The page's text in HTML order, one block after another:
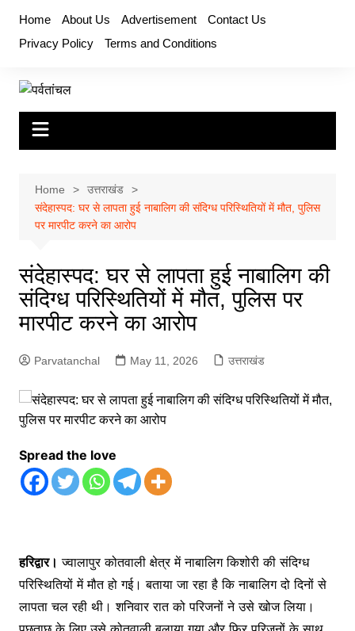
content
Home About Us Advertisement
Contact Us
Privacy Policy
Terms and Conditions
Home
उत्तराखंड
संदेहास्पद: घर से लापता हुई नाबालिग की संदिग्ध परिस्थितियों में मौत, पुलिस
पर मारपीट करने का आरोप
संदेहास्पद: घर से लापता हुई नाबालिग की
संदिग्ध परिस्थितियों में मौत, पुलिस पर
मारपीट करने का आरोप
Parvatanchal May 11, 2026 उत्तराखंड
Spread the love
हरिद्वार। ज्वालापुर कोतवाली क्षेत्र में नाबालिग किशोरी की संदिग्ध
परिस्थितियों में मौत हो गई। बताया जा रहा है कि नाबालिग दो दिनों से
लापता चल रही थी। शनिवार रात को परिजनों ने उसे खोज लिया।